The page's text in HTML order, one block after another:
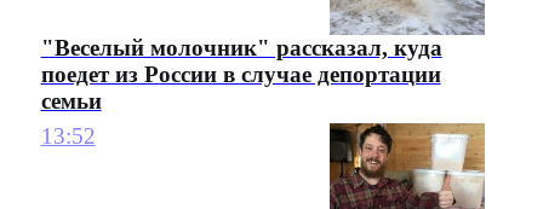
"Веселый молочник" рассказал, куда
поедет из России в случае депортации
семьи
13:52